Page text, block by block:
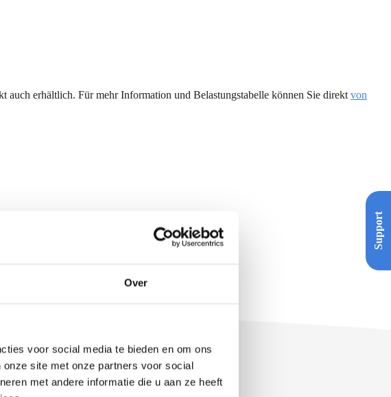
Over
voor social media te bieden en om ons
site met onze partners voor social
met andere informatie die u aan ze heeft
erhältlich. Für mehr Information und Belastungstabelle können Sie direkt von
Support